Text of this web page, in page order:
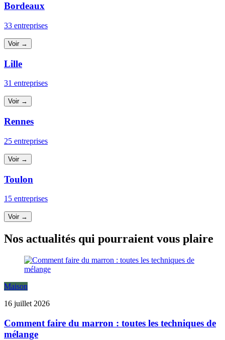
Bordeaux
33 entreprises
Voir →
Lille
31 entreprises
Voir →
Rennes
25 entreprises
Voir →
Toulon
15 entreprises
Voir →
Nos actualités qui pourraient vous plaire
Maison
16 juillet 2026
Comment faire du marron : toutes les techniques de
mélange